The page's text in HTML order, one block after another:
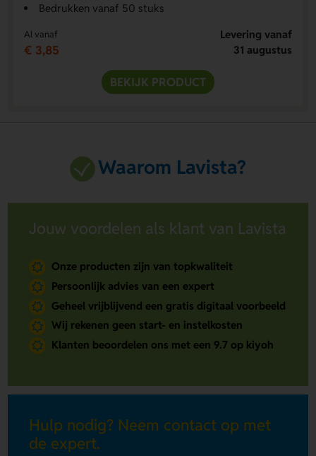
Bedrukken vanaf 50 stuks
Al vanaf
€ 3,85
Levering vanaf
31 augustus
BEKIJK PRODUCT
Waarom Lavista?
Jouw voordelen als klant van Lavista
Onze producten zijn van topkwaliteit
Persoonlijk advies van een expert
Geheel vrijblijvend een gratis digitaal voorbeeld
Wij rekenen geen start- en instelkosten
Klanten beoordelen ons met een 9.7 op kiyoh
Hulp nodig? Neem contact op met
de expert.